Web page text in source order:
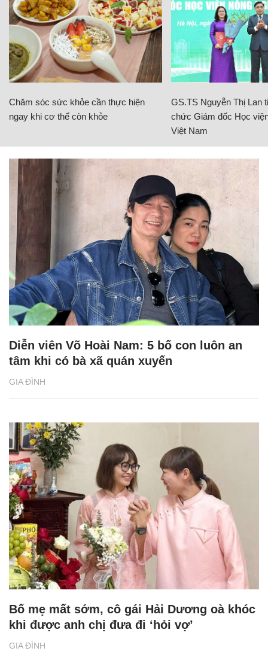
Chăm sóc sức khỏe cần thực hiện
ngay khi cơ thể còn khỏe
GS.TS Nguyễn Thị Lan
chức Giám đốc Học
Việt Nam
GIA ĐÌNH
Diễn viên Võ Hoài Nam: 5 bố con luôn an
tâm khi có bà xã quán xuyến
GIA ĐÌNH
Bố mẹ mất sớm, cô gái Hải Dương oà khóc
khi được anh chị đưa đi ‘hỏi vợ’